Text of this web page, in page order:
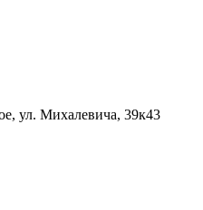
ул. Михалевича, 39к43